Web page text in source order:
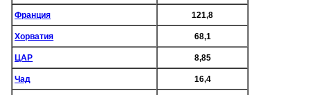
Франция 121,8
Хорватия 68,1
ЦАР 8,85
Чад 16,4